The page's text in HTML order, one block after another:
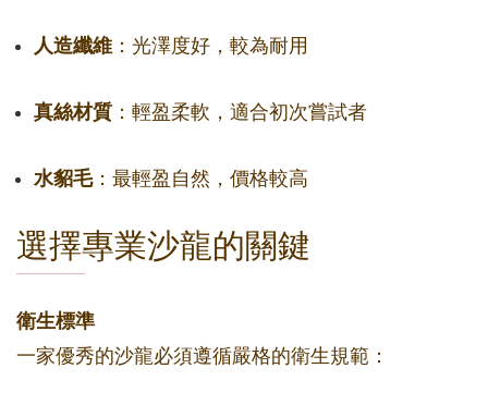
人造纖維 ：光澤度好，較為耐用
真絲材質 ：輕盈柔軟，適合初次嘗試者
水貂毛：最輕盈自然，價格較高
選擇專業沙龍的關鍵
衛生標準
一家優秀的沙龍必須遵循嚴格的衛生規範：